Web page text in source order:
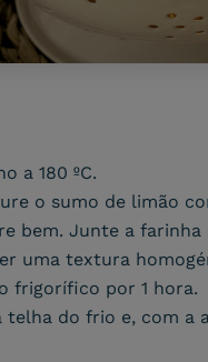
a 180 ºC.
o sumo de limão
bem. Junte a farinha
uma textura
frigorífico por 1 hora.
telha do frio e, com a